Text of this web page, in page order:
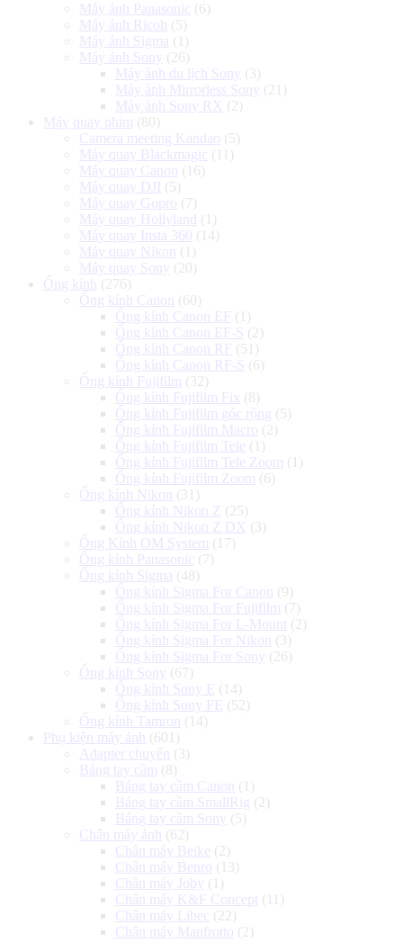
Máy ảnh Panasonic (6)
Máy ảnh Ricoh
(5)
Máy ảnh Sigma (1)
Máy ảnh Sony (26)
Máy ảnh du lịch Sony (3)
Máy ảnh Mirrorless Sony (21)
Máy ảnh Sony RX (2)
Máy quay phim (80)
Camera meeting Kandao (5)
Máy quay Blackmagic (11)
Máy quay Canon
(16)
Máy quay DJI (5)
Máy quay Gopro (7)
Máy quay Hollyland
(1)
Máy quay Insta 360 (14)
Máy quay Nikon
(1)
Máy quay Sony (20)
Ống kính
(276)
Ống kính Canon
(60)
Ống kính Canon EF
(1)
Ống kính Canon EF-S (2)
Ống kính Canon RF
(51)
Ống kính Canon RF-S (6)
Ống kính Fujifilm (32)
Ống kính Fujifilm Fix (8)
Ống kính Fujifilm góc rộng (5)
Ống kính Fujifilm Macro (2)
Ống kính Fujifilm Tele (1)
Ống kính Fujifilm Tele Zoom (1)
Ống kính Fujifilm Zoom (6)
Ống kính Nikon
(31)
Ống kính Nikon Z (25)
Ống kính Nikon Z DX (3)
Ống Kính OM System (17)
Ống kính Panasonic (7)
Ống kính Sigma (48)
Ống kính Sigma For Canon
(9)
Ống kính Sigma For Fujifilm (7)
Ống kính Sigma For L-Mount (2)
Ống kính Sigma For Nikon
(3)
Ống kính Sigma For Sony (26)
Ống kính Sony (67)
Ống kính Sony E
(14)
Ống kính Sony FE
(52)
Ống kính Tamron
(14)
Phụ kiện máy ảnh
(601)
Adapter chuyển
(3)
Báng tay cầm (8)
Báng tay cầm Canon
(1)
Báng tay cầm SmallRig (2)
Báng tay cầm Sony (5)
Chân máy ảnh
(62)
Chân máy Beike (2)
Chân máy Benro (13)
Chân máy Joby (1)
Chân máy K&F Concept (11)
Chân máy Libec (22)
Chân máy Manfrotto (2)